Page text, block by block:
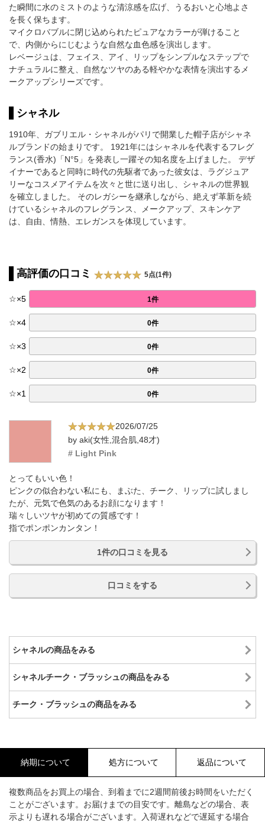
た瞬間に水のミストのような清涼感を広げ、うるおいと心地よさ
を長く保ちます。
マイクロバブルに閉じ込められたピュアなカラーが弾けること
で、内側からにじむような自然な血色感を演出します。
レベージュは、フェイス、アイ、リップをシンプルなステップで
ナチュラルに整え、自然なツヤのある軽やかな表情を演出するメ
ークアップシリーズです。
シャネル
1910年、ガブリエル・シャネルがパリで開業した帽子店がシャネ
ルブランドの始まりです。 1921年にはシャネルを代表するフレグ
ランス(香水)「N°5」を発表し一躍その知名度を上げました。 デザ
イナーであると同時に時代の先駆者であった彼女は、ラグジュア
リーなコスメアイテムを次々と世に送り出し、シャネルの世界観
を確立しました。 そのレガシーを継承しながら、絶えず革新を続
けているシャネルのフレグランス、メークアップ、スキンケア
は、自由、情熱、エレガンスを体現しています。
高評価の口コミ 5点(1件)
☆×5 1件
☆×4 0件
☆×3 0件
☆×2 0件
☆×1 0件
2026/07/25
by aki(女性,混合肌,48才)
# Light Pink
とってもいい色！
ピンクの似合わない私にも、まぶた、チーク、リップに試しまし
たが、元気で色気のあるお顔になります！
瑞々しいツヤが初めての質感です！
指でポンポンカンタン！
1件の口コミを見る
口コミをする
シャネルの商品をみる
シャネルチーク・ブラッシュの商品をみる
チーク・ブラッシュの商品をみる
納期について 処方について 返品について
複数商品をお買上の場合、到着までに2週間前後お時間をいただく
ことがございます。お届けまでの目安です。離島などの場合、表
示よりも遅れる場合がございます。入荷遅れなどで遅延する場合